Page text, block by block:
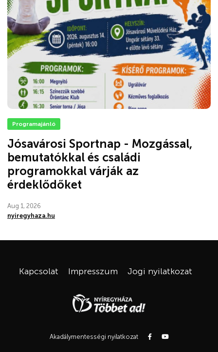
Programajánló
Jósavárosi Sportnap - Mozgással,
bemutatókkal és családi
programokkal várják az
érdeklődőket
Aug 1, 2026
nyiregyhaza.hu
Kapcsolat Impresszum Jogi nyilatkozat
Akadálymentességi nyilatkozat